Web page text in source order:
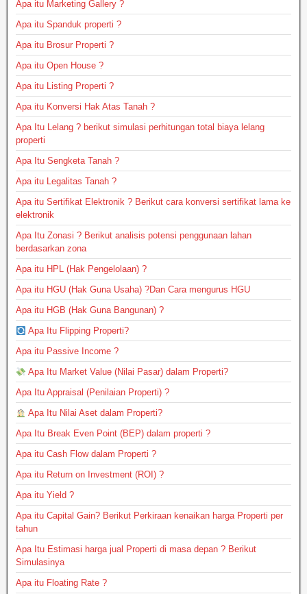
Apa itu Marketing Gallery ?
Apa itu Spanduk properti ?
Apa itu Brosur Properti ?
Apa itu Open House ?
Apa itu Listing Properti ?
Apa itu Konversi Hak Atas Tanah ?
Apa Itu Lelang ? berikut simulasi perhitungan total biaya lelang
properti
Apa Itu Sengketa Tanah ?
Apa itu Legalitas Tanah ?
Apa itu Sertifikat Elektronik ? Berikut cara konversi sertifikat lama ke
elektronik
Apa Itu Zonasi ? Berikut analisis potensi penggunaan lahan
berdasarkan zona
Apa itu HPL (Hak Pengelolaan) ?
Apa itu HGU (Hak Guna Usaha) ?Dan Cara mengurus HGU
Apa itu HGB (Hak Guna Bangunan) ?
Apa Itu Flipping Properti?
Apa itu Passive Income ?
Apa Itu Market Value (Nilai Pasar) dalam Properti?
Apa Itu Appraisal (Penilaian Properti) ?
Apa Itu Nilai Aset dalam Properti?
Apa Itu Break Even Point (BEP) dalam properti ?
Apa itu Cash Flow dalam Properti ?
Apa itu Return on Investment (ROI) ?
Apa itu Yield ?
Apa itu Capital Gain? Berikut Perkiraan kenaikan harga Properti per
tahun
Apa Itu Estimasi harga jual Properti di masa depan ? Berikut
Simulasinya
Apa itu Floating Rate ?